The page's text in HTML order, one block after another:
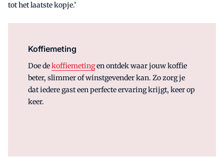
tot het laatste kopje.’
Koffiemeting
Doe dekoffiemetingen ontdek waar jouw koffie
beter, slimmer of winstgevender kan. Zo zorg je
dat iedere gast een perfecte ervaring krijgt, keer op
keer.